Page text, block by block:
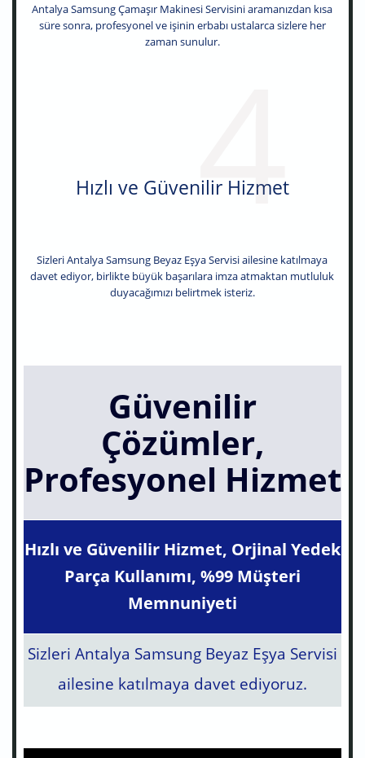
Antalya Samsung Çamaşır Makinesi Servisini aramanızdan kısa
süre sonra, profesyonel ve işinin erbabı ustalarca sizlere her
zaman sunulur.4
Hızlı ve Güvenilir Hizmet
Sizleri Antalya Samsung Beyaz Eşya Servisi ailesine katılmaya
davet ediyor, birlikte büyük başarılara imza atmaktan mutluluk
duyacağımızı belirtmek isteriz.
Güvenilir
Çözümler,
Profesyonel Hizmet
Hızlı ve Güvenilir Hizmet, Orjinal Yedek
Parça Kullanımı, %99 Müşteri
Memnuniyeti
Sizleri Antalya Samsung Beyaz Eşya Servisi
ailesine katılmaya davet ediyoruz.